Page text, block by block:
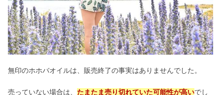
無印のホホバオイルは、販売終了の事実はありませんでした。
売っていない場合は、 たまたま売り切れていた可能性が高いでし